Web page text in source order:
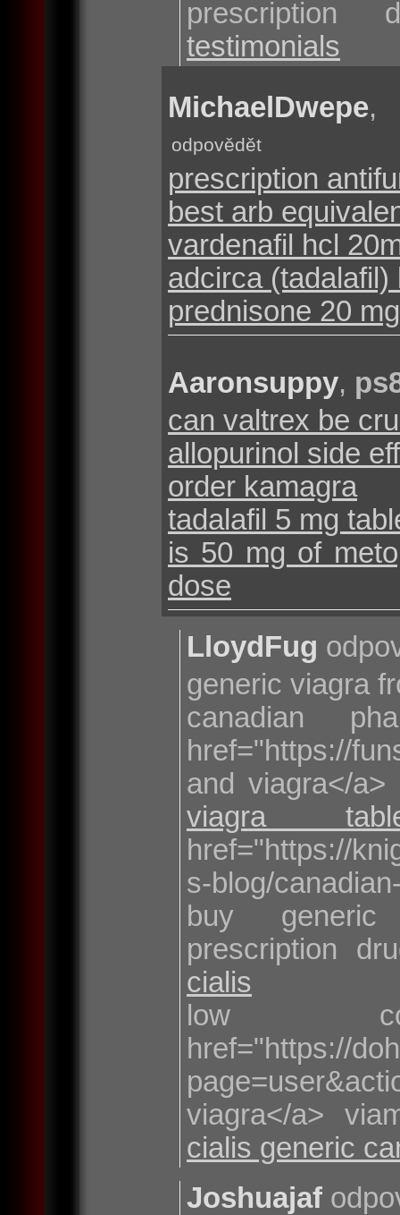
testimonials
MichaelDwepe
odpovědět
prescription
best arb
vardenafil hcl
adcirca (tadalafil)
prednisone 20
Aaronsuppy,
can valtrex be
allopurinol side
order kamagra
tadalafil 5 mg
is 50 mg of
dose
LloydFug
generic viagra
canadian
href="https://
and viagra</
viagra
href="https://
s-blog/
buy generic
prescription
cialis
low
href="https://
viagra</a>
cialis generic
Joshuajaf